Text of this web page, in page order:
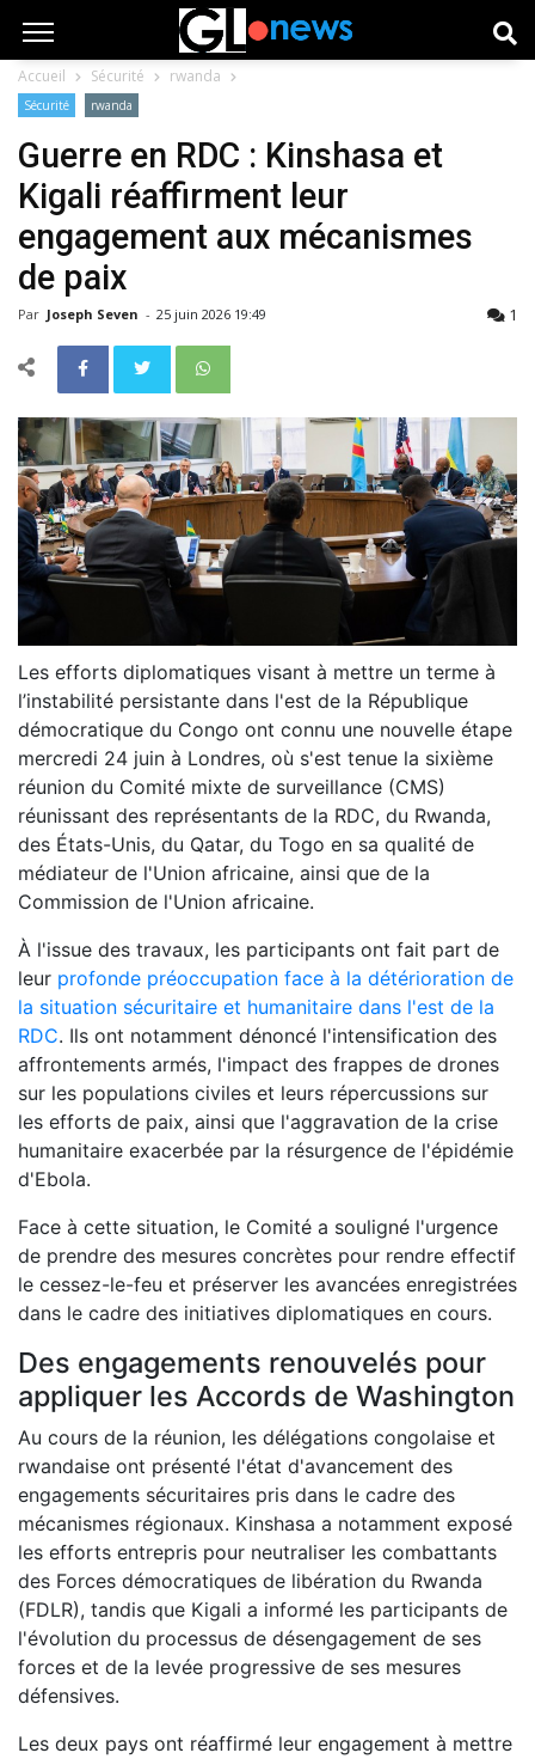
Accueil Sécurité rwanda
Sécurité rwanda
Guerre en RDC : Kinshasa et
Kigali réaffirment leur
engagement aux mécanismes
de paix
Par Joseph Seven - 25 juin 2026 19:49 1
Les efforts diplomatiques visant à mettre un terme à
l’instabilité persistante dans l'est de la République
démocratique du Congo ont connu une nouvelle étape
mercredi 24 juin à Londres, où s'est tenue la sixième
réunion du Comité mixte de surveillance (CMS)
réunissant des représentants de la RDC, du Rwanda,
des États-Unis, du Qatar, du Togo en sa qualité de
médiateur de l'Union africaine, ainsi que de la
Commission de l'Union africaine.
À l'issue des travaux, les participants ont fait part de
leur profonde préoccupation face à la détérioration de
la situation sécuritaire et humanitaire dans l'est de la
RDC. Ils ont notamment dénoncé l'intensification des
affrontements armés, l'impact des frappes de drones
sur les populations civiles et leurs répercussions sur
les efforts de paix, ainsi que l'aggravation de la crise
humanitaire exacerbée par la résurgence de l'épidémie
d'Ebola.
Face à cette situation, le Comité a souligné l'urgence
de prendre des mesures concrètes pour rendre effectif
le cessez-le-feu et préserver les avancées enregistrées
dans le cadre des initiatives diplomatiques en cours.
Des engagements renouvelés pour
appliquer les Accords de Washington
Au cours de la réunion, les délégations congolaise et
rwandaise ont présenté l'état d'avancement des
engagements sécuritaires pris dans le cadre des
mécanismes régionaux. Kinshasa a notamment exposé
les efforts entrepris pour neutraliser les combattants
des Forces démocratiques de libération du Rwanda
(FDLR), tandis que Kigali a informé les participants de
l'évolution du processus de désengagement de ses
forces et de la levée progressive de ses mesures
défensives.
Les deux pays ont réaffirmé leur engagement à mettre